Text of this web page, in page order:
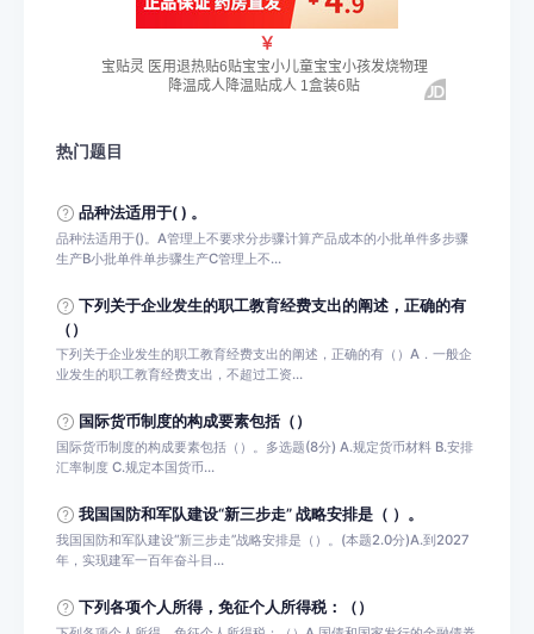
热门题目
品种法适用于( ) 。
品种法适用于()。A管理上不要求分步骤计算产品成本的小批单件多步骤
生产B小批单件单步骤生产C管理上不...
下列关于企业发生的职工教育经费支出的阐述，正确的有
（）
下列关于企业发生的职工教育经费支出的阐述，正确的有（）A．一般企
业发生的职工教育经费支出，不超过工资...
国际货币制度的构成要素包括（）
国际货币制度的构成要素包括（）。多选题(8分) A.规定货币材料 B.安排
汇率制度 C.规定本国货币...
我国国防和军队建设“新三步走” 战略安排是（ ）。
我国国防和军队建设“新三步走”战略安排是（）。(本题2.0分)A.到2027
年，实现建军一百年奋斗目...
下列各项个人所得，免征个人所得税：（）